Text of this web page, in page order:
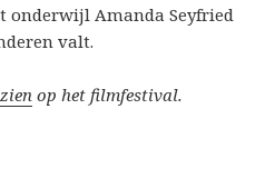
onderwijl Amanda Seyfried
valt.
op het filmfestival.